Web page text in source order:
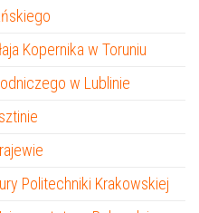
Kopernika w Toruniu
w Lublinie
Politechniki Krakowskiej